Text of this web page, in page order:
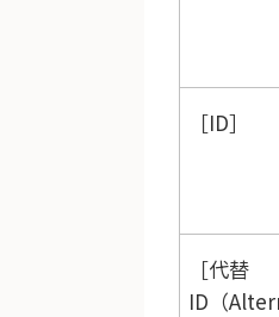
ID
代替
ID（